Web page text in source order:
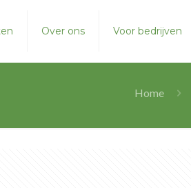
Over ons Voor bedrijven
Home